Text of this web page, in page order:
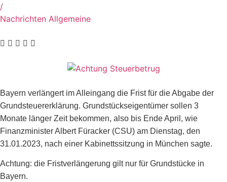
/
Nachrichten Allgemeine
Bayern verlängert im Alleingang die Frist für die Abgabe der
Grundsteuererklärung. Grundstückseigentümer sollen 3
Monate länger Zeit bekommen, also bis Ende April, wie
Finanzminister Albert Füracker (CSU) am Dienstag, den
31.01.2023, nach einer Kabinettssitzung in München sagte.
Achtung: die Fristverlängerung gilt nur für Grundstücke in
Bayern.